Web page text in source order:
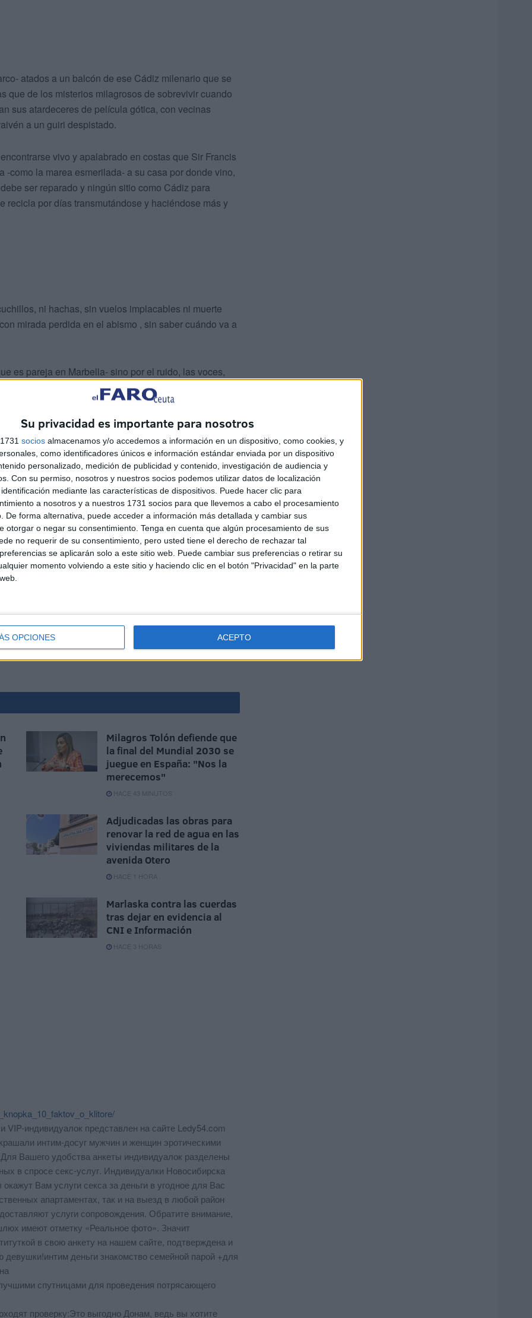
Su privacidad es importante para nosotros
socios almacenamos y/o accedemos a información en un dispositivo, como cookies, y
como identificadores únicos e información estándar enviada por un dispositivo
personalizado, medición de publicidad y contenido, investigación de audiencia y
Con su permiso, nosotros y nuestros socios podemos utilizar datos de localización
mediante las características de dispositivos. Puede hacer clic para
a nosotros y a nuestros 1731 socios para que llevemos a cabo el procesamiento
De forma alternativa, puede acceder a información más detallada y cambiar sus
otorgar o negar su consentimiento. Tenga en cuenta que algún procesamiento de sus
no requerir de su consentimiento, pero usted tiene el derecho de rechazar tal
se aplicarán solo a este sitio web. Puede cambiar sus preferencias o retirar su
momento volviendo a este sitio y haciendo clic en el botón "Privacidad" en la parte
OPCIONES ACEPTO
atados a un balcón de ese Cádiz milenario que se
que de los misterios milagrosos de sobrevivir cuando
sus atardeceres de película gótica, con vecinas
a un guiri despistado.
vivo y apalabrado en costas que Sir Francis
-como la marea esmerilada- a su casa por donde vino,
ser reparado y ningún sitio como Cádiz para
recicla por días transmutándose y haciéndose más y
ni hachas, sin vuelos implacables ni muerte
mirada perdida en el abismo , sin saber cuándo va a
es pareja en Marbella- sino por el ruido, las voces,
la lengua de la Reina tiránica que más odió a nuestro
la Estuardo y no brindársela a ella, que ya se sabe
ello mismo deseados. No sabemos qué cara pondría
había atravesado -de noche y a la deriva- esa
de algas y verdines a porrillón que hacer las
el tuétano de los huesos.
de donde sea, aún en barco y con el ancla rota, más
tiempos ancestrales cuando los fenicios lo cabalgaban
Milagros Tolón defiende que
la final del Mundial 2030 se
juegue en España: "Nos la
merecemos"
HACE 43 MINUTOS
Adjudicadas las obras para
renovar la red de agua en las
viviendas militares de la
avenida Otero
HACE 1 HORA
Marlaska contra las cuerdas
tras dejar en evidencia al
CNI e Información
HACE 3 HORAS
индивидуалок представлен на сайте Ledy54.com
интим-досуг мужчин и женщин эротическими
Вашего удобства анкеты индивидуалок разделены
в спросе секс-услуг. Индивидуалки Новосибирска
Вам услуги секса за деньги в угодное для Вас
апартаментах, так и на выезд в любой район
услуги сопровождения. Обратите внимание,
имеют отметку «Реальное фото». Значит
в свою анкету на нашем сайте, подтверждена и
деньги знакомство семейной парой +для
спутницами для проведения потрясающего
проверку:Это выгодно Донам, ведь вы хотите